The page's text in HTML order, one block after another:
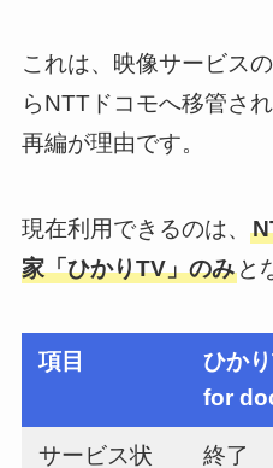
これは、映像サービス
らNTTドコモへ移管さ
再編が理由です。
現在利用できるのは、
家「ひかりTV」のみと
項目
ひか
for
サービス状 終了